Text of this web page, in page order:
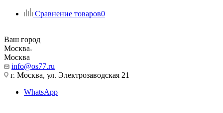
Сравнение товаров0
Ваш город
Москва
Москва
info@os77.ru
г. Москва, ул. Электрозаводская 21
WhatsApp